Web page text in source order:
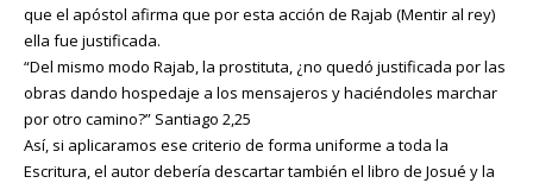
que el apóstol afirma que por esta acción de Rajab (Mentir al rey)
ella fue justificada.
“Del mismo modo Rajab, la prostituta, ¿no quedó justificada por las
obras dando hospedaje a los mensajeros y haciéndoles marchar
por otro camino?” Santiago 2,25
Así, si aplicaramos ese criterio de forma uniforme a toda la
Escritura, el autor debería descartar también el libro de Josué y la